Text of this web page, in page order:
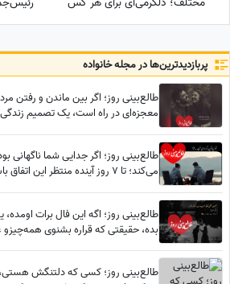
که در آرزوها و نیازهای زندگی
پربازدید‌ترین‌ها در مجله خانواده
طالع‌بینی روز؛ اگر بین ماندن و رفتن
معجزه‌ای در راه است، یک تصمیم
طالع‌بینی روز؛ اگر جدایی شما ناگهانی
می‌کند؛ تا 7 روز آینده منتظر این اتفاق باش...
طالع‌بینی روز؛ اگه این فال برات اومده،
بده، حقیقتی که قراره بشنوی
طالع‌بینی روز؛ کسی که دلتنگش